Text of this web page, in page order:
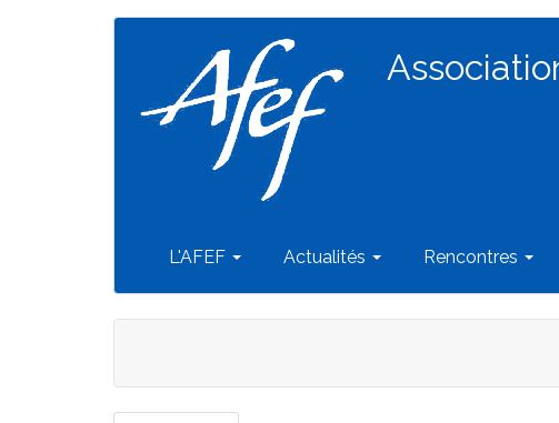
Navigation
principale
L'AFEF Actualités Rencontres